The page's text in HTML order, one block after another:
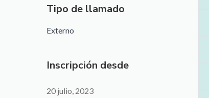
Tipo de llamado
Externo
Inscripción desde
20 julio, 2023